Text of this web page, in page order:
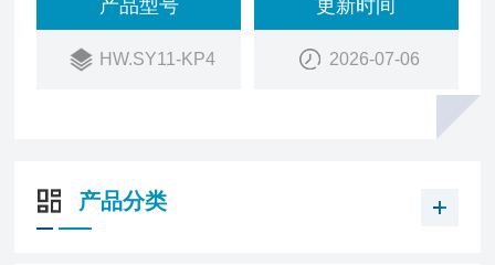
产品型号
HW.SY11-KP4
更新时间
2026-07-06
产品分类